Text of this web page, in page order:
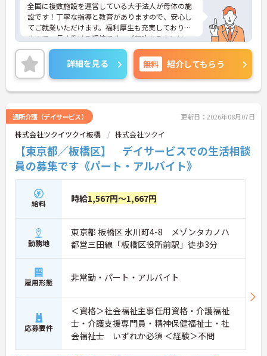
全国に複数施設を運営している大手法人が母体の施
設です！丁寧な指導と教育がありますので、安心し
てご就業いただけます。福利厚生も充実しておりま
すので、長く働ける環境です。ご興味ある方には、
面接のポイントなど、さらに詳細をお話致しますの
でお気軽にご相談ください。
詳細を見る 無料 紹介してもらう
通所介護（デイサービス） 更新日：2026年08月07日
株式会社ツクイツクイ板橋 株式会社ツクイ
【東京都／板橋区】 デイサービスでの生活相談
員の募集です《パート・アルバイト》
給料 時給1,567円～1,667円
勤務地
東京都 板橋区 氷川町4-8 メゾンタカノハ
都営三田線「板橋区役所前駅」徒歩3分
雇用形態 非常勤・パート・アルバイト
応募要件
＜資格＞社会福祉主事任用資格・介護福祉
士・介護支援専門員・精神保健福祉士・社
会福祉士 いずれか必須 ＜経験＞不問